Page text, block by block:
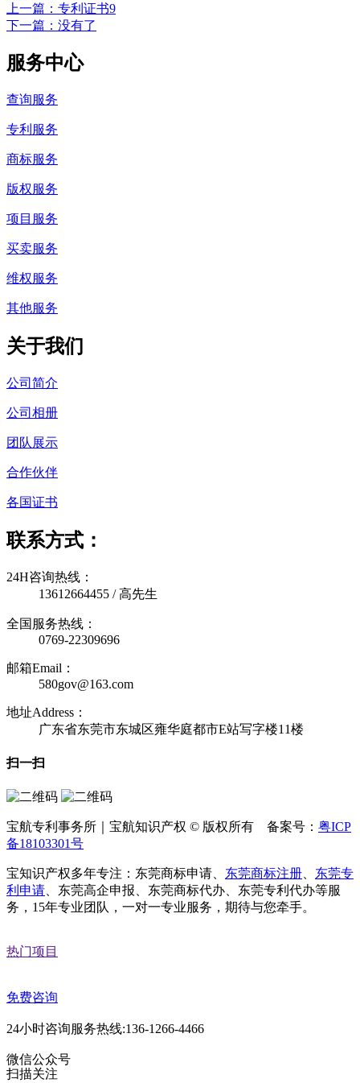
上一篇 ：专利证书9
下一篇 ：没有了
服务中心
查询服务
专利服务
商标服务
版权服务
项目服务
买卖服务
维权服务
其他服务
关于我们
公司简介
公司相册
团队展示
合作伙伴
各国证书
联系方式：
24H咨询热线：
13612664455 / 高先生
全国服务热线：
0769-22309696
邮箱Email：
580gov@163.com
地址Address：
广东省东莞市东城区雍华庭都市E站写字楼11楼
扫一扫
宝航专利事务所｜宝航知识产权 © 版权所有 备案号： 粤ICP
备18103301号
宝知识产权多年专注：东莞商标申请、 东莞商标注册、 东莞专
利申请、东莞高企申报、东莞商标代办、东莞专利代办等服
务，15年专业团队，一对一专业服务，期待与您牵手。
热门项目
免费咨询
24小时咨询服务热线:136-1266-4466
微信公众号
扫描关注